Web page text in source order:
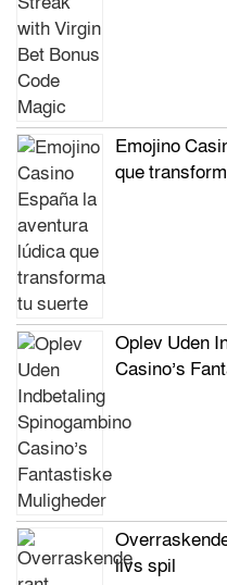
Emojino
que
Oplev Uden
Casino’s
livs spil